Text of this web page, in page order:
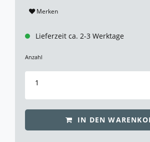
Merken
Lieferzeit ca. 2-3 Werktage
Anzahl
IN DEN